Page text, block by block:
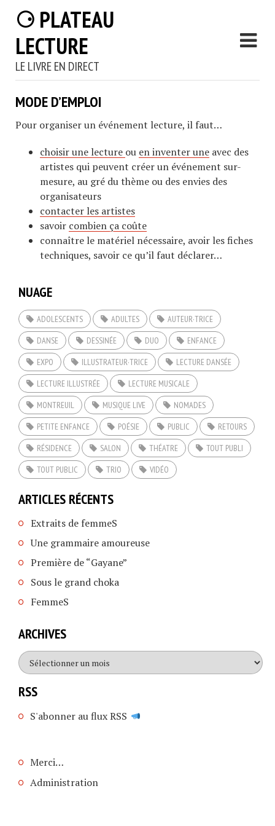
⚆ PLATEAU
LECTURE
LE LIVRE EN DIRECT
MODE D’EMPLOI
Pour organiser un événement lecture, il faut…
choisir une lecture ou en inventer une avec des
artistes qui peuvent créer un événement sur-
mesure, au gré du thème ou des envies des
organisateurs
contacter les artistes
savoir combien ça coûte
connaître le matériel nécessaire, avoir les fiches
techniques, savoir ce qu’il faut déclarer…
NUAGE
ADOLESCENTS ADULTES
AUTEUR·TRICE
DANSE
DESSINÉE DUO
ENFANCE
EXPO
ILLUSTRATEUR·TRICE
LECTURE DANSÉE
LECTURE ILLUSTRÉE
LECTURE MUSICALE
MONTREUIL
MUSIQUE LIVE
NOMADES
PETITE ENFANCE
POÉSIE PUBLIC
RETOURS
RÉSIDENCE
SALON THÉATRE
TOUT PUBLI
TOUT PUBLIC
TRIO VIDÉO
ARTICLES RÉCENTS
Extraits de femmeS
Une grammaire amoureuse
Première de “Gayane”
Sous le grand choka
FemmeS
ARCHIVES
Archives
RSS
S'abonner au flux RSS
Merci…
Administration